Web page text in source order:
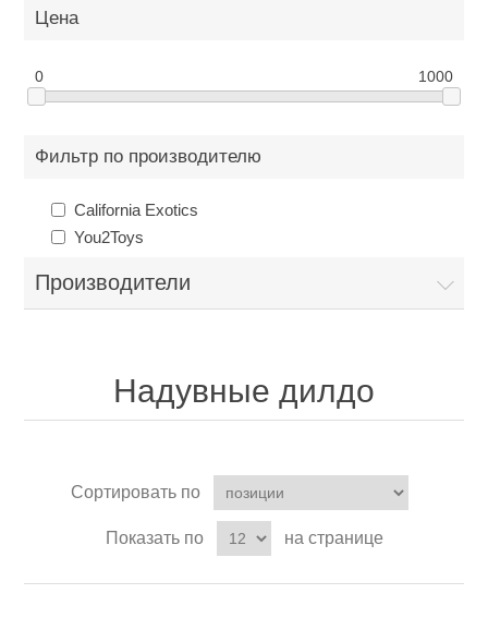
Цена
0 1000
Фильтр по производителю
California Exotics
You2Toys
Производители
Надувные дилдо
Сортировать по
Показать по на странице